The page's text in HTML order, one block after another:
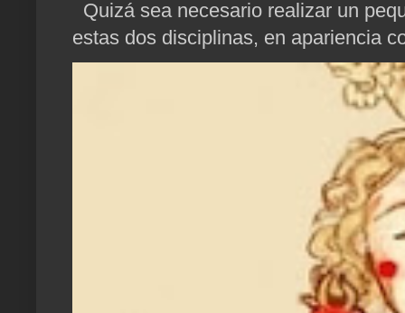
Quizá sea necesario realizar un
estas dos disciplinas, en apariencia